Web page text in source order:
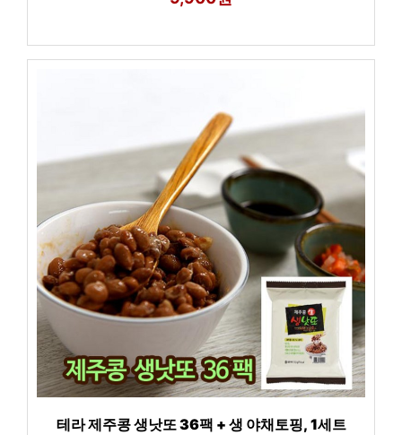
테라 제주콩 생낫또 36팩 + 생 야채토핑, 1세트